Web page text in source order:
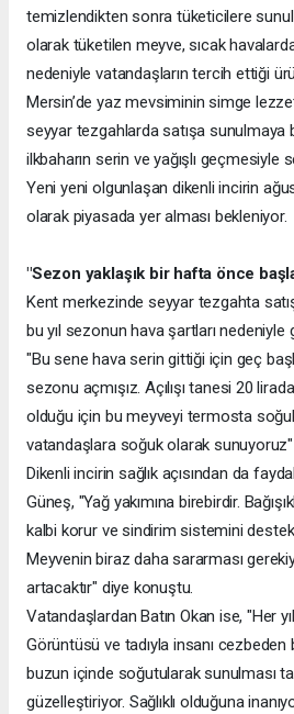
temizlendikten sonra tüketicilere
olarak tüketilen meyve, sıcak
nedeniyle vatandaşların tercih ettiği
Mersin’de yaz mevsiminin simge
seyyar tezgahlarda satışa sunulmaya
ilkbaharın serin ve yağışlı geçmesiyle
Yeni yeni olgunlaşan dikenli incirin
olarak piyasada yer alması bekleniyor.
"Sezon yaklaşık bir hafta önce
Kent merkezinde seyyar tezgahta
bu yıl sezonun hava şartları nedeniyle
"Bu sene hava serin gittiği için geç
sezonu açmışız. Açılışı tanesi 20
olduğu için bu meyveyi termosta
vatandaşlara soğuk olarak sunuyoruz"
Dikenli incirin sağlık açısından da
Güneş, "Yağ yakımına birebirdir.
kalbi korur ve sindirim sistemini
Meyvenin biraz daha sararması
artacaktır" diye konuştu.
Vatandaşlardan Batın Okan ise, "Her
Görüntüsü ve tadıyla insanı cezbeden
buzun içinde soğutularak sunulması
güzelleştiriyor. Sağlıklı olduğuna